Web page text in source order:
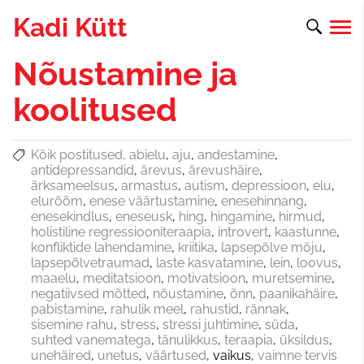
Kadi Kütt
Nõustamine ja
koolitused
Kõik postitused abielu aju andestamine
antidepressandid ärevus ärevushäire
ärksameelsus armastus autism depressioon elu
elurõõm enese väärtustamine enesehinnang
enesekindlus eneseusk hing hingamine hirmud
holistiline regressiooniteraapia introvert kaastunne
konfliktide lahendamine kriitika lapsepõlve mõju
lapsepõlvetraumad laste kasvatamine lein loovus
maaelu meditatsioon motivatsioon muretsemine
negatiivsed mõtted nõustamine õnn paanikahäire
pabistamine rahulik meel rahustid rännak
sisemine rahu stress stressi juhtimine süda
suhted vanematega tänulikkus teraapia üksildus
unehäired unetus väärtused vaikus vaimne tervis